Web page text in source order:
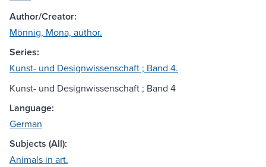
Author/Creator:
Mönnig, Mona, author.
Series:
Kunst- und Designwissenschaft ; Band 4.
Kunst- und Designwissenschaft ; Band 4
Language:
German
Subjects (All):
Animals in art.